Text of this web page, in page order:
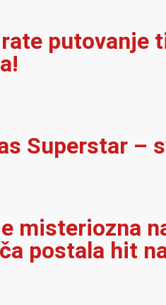
putovanje
Superstar –
misteriozna
postala hit